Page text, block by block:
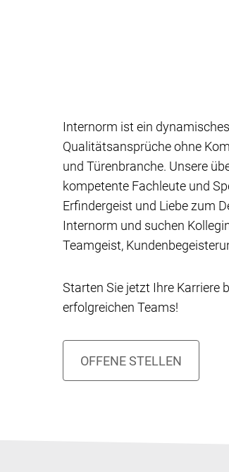
Internorm ist ein
Qualitätsansprüche ohne
und Türenbranche. Unsere
kompetente Fachleute und
Erfindergeist und Liebe zum
Internorm und suchen
Teamgeist,
Starten Sie jetzt Ihre Karriere
erfolgreichen Teams!